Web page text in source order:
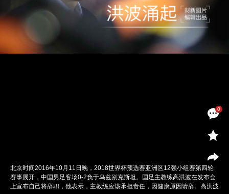
0
北京时间2016年10月11日晚，2018世界杯预选赛亚洲区12强小组赛第四轮
赛事展开，中国男足客场0-2负于乌兹别克斯坦。国足主教练高洪波在发布会
上宣布自己将辞职，他表示，主教练应该承担责任，因健康原因请辞。高洪波